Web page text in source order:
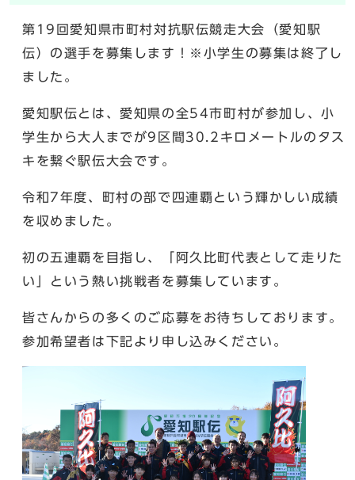
第19回愛知県市町村対抗駅伝競走大会（愛知駅
伝）の選手を募集します！※小学生の募集は終了し
ました。
愛知駅伝とは、愛知県の全54市町村が参加し、小
学生から大人までが9区間30.2キロメートルのタス
キを繋ぐ駅伝大会です。
令和7年度、町村の部で四連覇という輝かしい成績
を収めました。
初の五連覇を目指し、「阿久比町代表として走りた
い」という熱い挑戦者を募集しています。
皆さんからの多くのご応募をお待ちしております。
参加希望者は下記より申し込みください。